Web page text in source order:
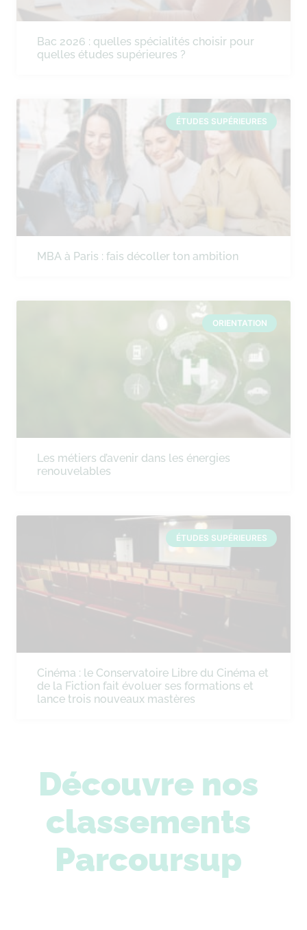
Bac 2026 : quelles spécialités choisir pour
quelles études supérieures ?
ÉTUDES SUPÉRIEURES
MBA à Paris : fais décoller ton ambition
ORIENTATION
Les métiers d’avenir dans les énergies
renouvelables
ÉTUDES SUPÉRIEURES
Cinéma : le Conservatoire Libre du Cinéma et
de la Fiction fait évoluer ses formations et
lance trois nouveaux mastères
Découvre nos
classements
Parcoursup